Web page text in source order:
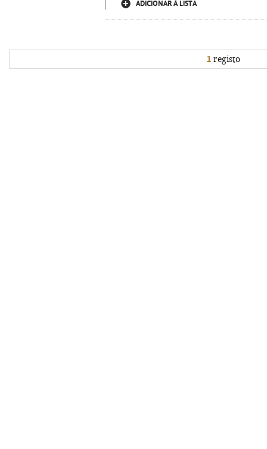
ADICIONAR À LISTA
1 registo